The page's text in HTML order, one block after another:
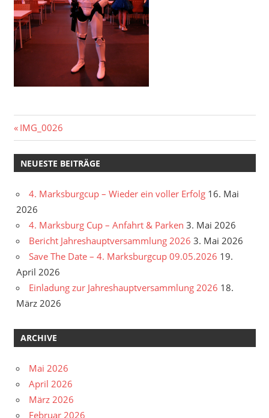
Beitragsnavigation
Vorheriger
Beitrag:
IMG_0026
NEUESTE BEITRÄGE
4. Marksburgcup – Wieder ein voller Erfolg 16. Mai
2026
4. Marksburg Cup – Anfahrt & Parken 3. Mai 2026
Bericht Jahreshauptversammlung 2026 3. Mai 2026
Save The Date – 4. Marksburgcup 09.05.2026 19.
April 2026
Einladung zur Jahreshauptversammlung 2026 18.
März 2026
ARCHIVE
Mai 2026
April 2026
März 2026
Februar 2026